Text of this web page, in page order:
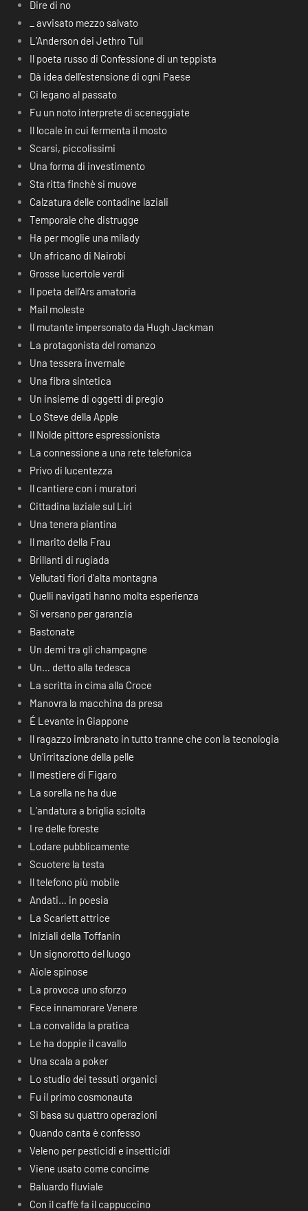
Dire di no
_ avvisato mezzo salvato
L’Anderson dei Jethro Tull
Il poeta russo di Confessione di un teppista
Dà idea dell’estensione di ogni Paese
Ci legano al passato
Fu un noto interprete di sceneggiate
Il locale in cui fermenta il mosto
Scarsi, piccolissimi
Una forma di investimento
Sta ritta finchè si muove
Calzatura delle contadine laziali
Temporale che distrugge
Ha per moglie una milady
Un africano di Nairobi
Grosse lucertole verdi
Il poeta dell’Ars amatoria
Mail moleste
Il mutante impersonato da Hugh Jackman
La protagonista del romanzo
Una tessera invernale
Una fibra sintetica
Un insieme di oggetti di pregio
Lo Steve della Apple
Il Nolde pittore espressionista
La connessione a una rete telefonica
Privo di lucentezza
Il cantiere con i muratori
Cittadina laziale sul Liri
Una tenera piantina
Il marito della Frau
Brillanti di rugiada
Vellutati fiori d’alta montagna
Quelli navigati hanno molta esperienza
Si versano per garanzia
Bastonate
Un demi tra gli champagne
Un… detto alla tedesca
La scritta in cima alla Croce
Manovra la macchina da presa
É Levante in Giappone
Il ragazzo imbranato in tutto tranne che con la tecnologia
Un’irritazione della pelle
Il mestiere di Figaro
La sorella ne ha due
L’andatura a briglia sciolta
I re delle foreste
Lodare pubblicamente
Scuotere la testa
Il telefono più mobile
Andati… in poesia
La Scarlett attrice
Iniziali della Toffanin
Un signorotto del luogo
Aiole spinose
La provoca uno sforzo
Fece innamorare Venere
La convalida la pratica
Le ha doppie il cavallo
Una scala a poker
Lo studio dei tessuti organici
Fu il primo cosmonauta
Si basa su quattro operazioni
Quando canta è confesso
Veleno per pesticidi e insetticidi
Viene usato come concime
Baluardo fluviale
Con il caffè fa il cappuccino